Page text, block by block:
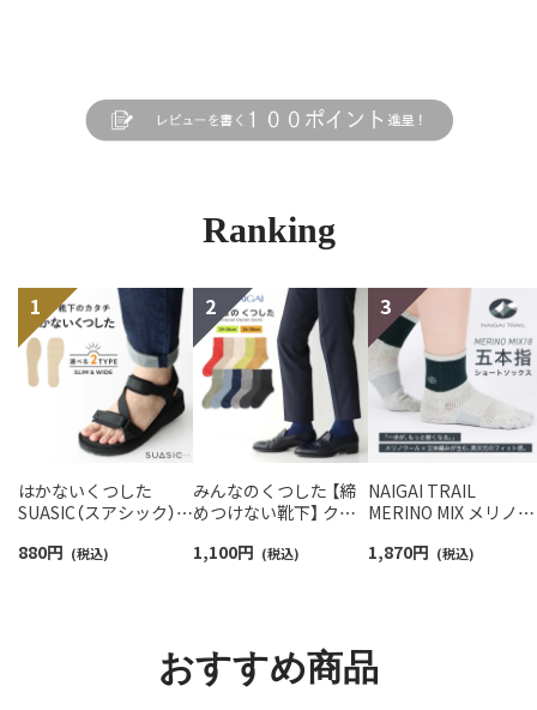
Ranking
はかないくつした
SUASIC（スアシック）
抗菌防臭 ソックス メン
880円 (税込)
みんなのくつした 【締
めつけない靴下】 クル
【24-26cm】【26-28cm】
1,100円 (税込)
NAIGAI TRAIL
MERINO MIX メリノウ
ツソックス アーチフィ
送】90370010
1,870円 (税込)
おすすめ商品